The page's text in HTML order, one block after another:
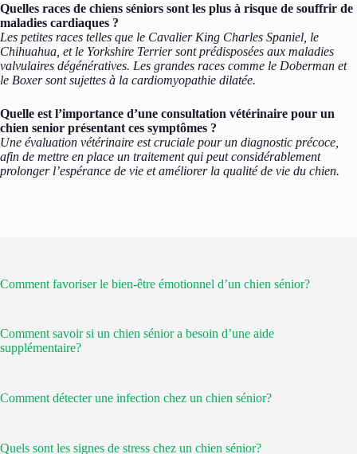
Quelles races de chiens séniors sont les plus à risque de souffrir de
maladies cardiaques ?
Les petites races telles que le Cavalier King Charles Spaniel, le
Chihuahua, et le Yorkshire Terrier sont prédisposées aux maladies
valvulaires dégénératives. Les grandes races comme le Doberman et
le Boxer sont sujettes à la cardiomyopathie dilatée.
Quelle est l’importance d’une consultation vétérinaire pour un
chien senior présentant ces symptômes ?
Une évaluation vétérinaire est cruciale pour un diagnostic précoce,
afin de mettre en place un traitement qui peut considérablement
prolonger l’espérance de vie et améliorer la qualité de vie du chien.
Comment favoriser le bien-être émotionnel d’un chien sénior?
Comment savoir si un chien sénior a besoin d’une aide
supplémentaire?
Comment détecter une infection chez un chien sénior?
Quels sont les signes de stress chez un chien sénior?